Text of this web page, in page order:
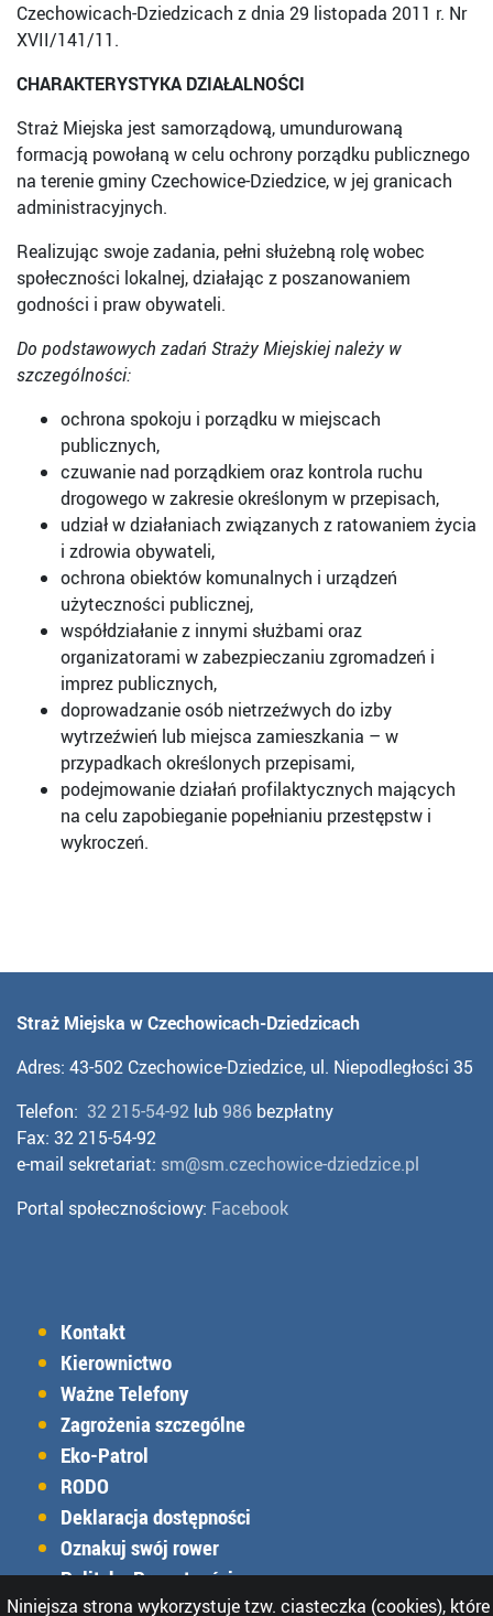
Czechowicach-Dziedzicach z dnia 29 listopada 2011 r. Nr
XVII/141/11.
CHARAKTERYSTYKA DZIAŁALNOŚCI
Straż Miejska jest samorządową, umundurowaną
formacją powołaną w celu ochrony porządku publicznego
na terenie gminy Czechowice-Dziedzice, w jej granicach
administracyjnych.
Realizując swoje zadania, pełni służebną rolę wobec
społeczności lokalnej, działając z poszanowaniem
godności i praw obywateli.
Do podstawowych zadań Straży Miejskiej należy w
szczególności:
ochrona spokoju i porządku w miejscach
publicznych,
czuwanie nad porządkiem oraz kontrola ruchu
drogowego w zakresie określonym w przepisach,
udział w działaniach związanych z ratowaniem życia
i zdrowia obywateli,
ochrona obiektów komunalnych i urządzeń
użyteczności publicznej,
współdziałanie z innymi służbami oraz
organizatorami w zabezpieczaniu zgromadzeń i
imprez publicznych,
doprowadzanie osób nietrzeźwych do izby
wytrzeźwień lub miejsca zamieszkania – w
przypadkach określonych przepisami,
podejmowanie działań profilaktycznych mających
na celu zapobieganie popełnianiu przestępstw i
wykroczeń.
Straż Miejska w Czechowicach-Dziedzicach
Adres: 43-502 Czechowice-Dziedzice, ul. Niepodległości 35
Telefon: 32 215-54-92 lub986 bezpłatny
Fax: 32 215-54-92
e-mail sekretariat: sm@sm.czechowice-dziedzice.pl
Portal społecznościowy: Facebook
Kontakt
Kierownictwo
Ważne Telefony
Zagrożenia szczególne
Eko-Patrol
RODO
Deklaracja dostępności
Oznakuj swój rower
Polityka Prywatności
Charakterystyka Straży Miejskiej
Niniejsza strona wykorzystuje tzw. ciasteczka (cookies), które